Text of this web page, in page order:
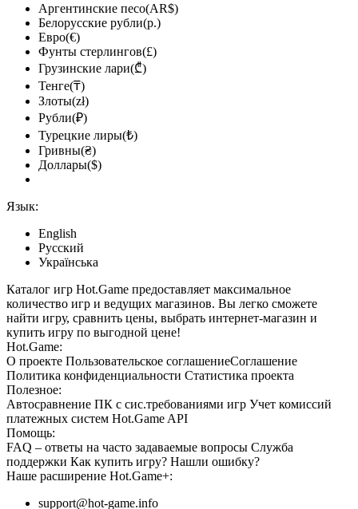
Аргентинские песо(AR$)
Белорусские рубли(р.)
Евро(€)
Фунты стерлингов(£)
Грузинские лари(₾)
Тенге(₸)
Злоты(zł)
Рубли(₽)
Турецкие лиры(₺)
Гривны(₴)
Доллары($)
Язык:
English
Русский
Українська
Каталог игр Hot.Game предоставляет максимальное
количество игр и ведущих магазинов. Вы легко сможете
найти игру, сравнить цены, выбрать интернет-магазин и
купить игру по выгодной цене!
Hot.Game:
О проекте Пользовательское соглашениеСоглашение
Политика конфиденциальности Статистика проекта
Полезное:
Автосравнение ПК с сис.требованиями игр Учет комиссий
платежных систем Hot.Game API
Помощь:
FAQ – ответы на часто задаваемые вопросы Служба
поддержки Как купить игру? Нашли ошибку?
Наше расширение Hot.Game+:
support@hot-game.info